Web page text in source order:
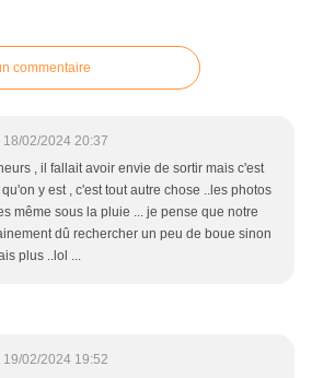
commentaire
18/02/2024 20:37
, il fallait avoir envie de sortir mais c'est
y est , c'est tout autre chose ..les photos
même sous la pluie ... je pense que notre
dû rechercher un peu de boue sinon
plus ..lol ...
19/02/2024 19:52